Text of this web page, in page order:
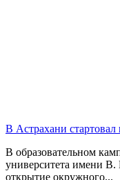
В Астрахани
В образовательном
университета имени
открытие окружного...